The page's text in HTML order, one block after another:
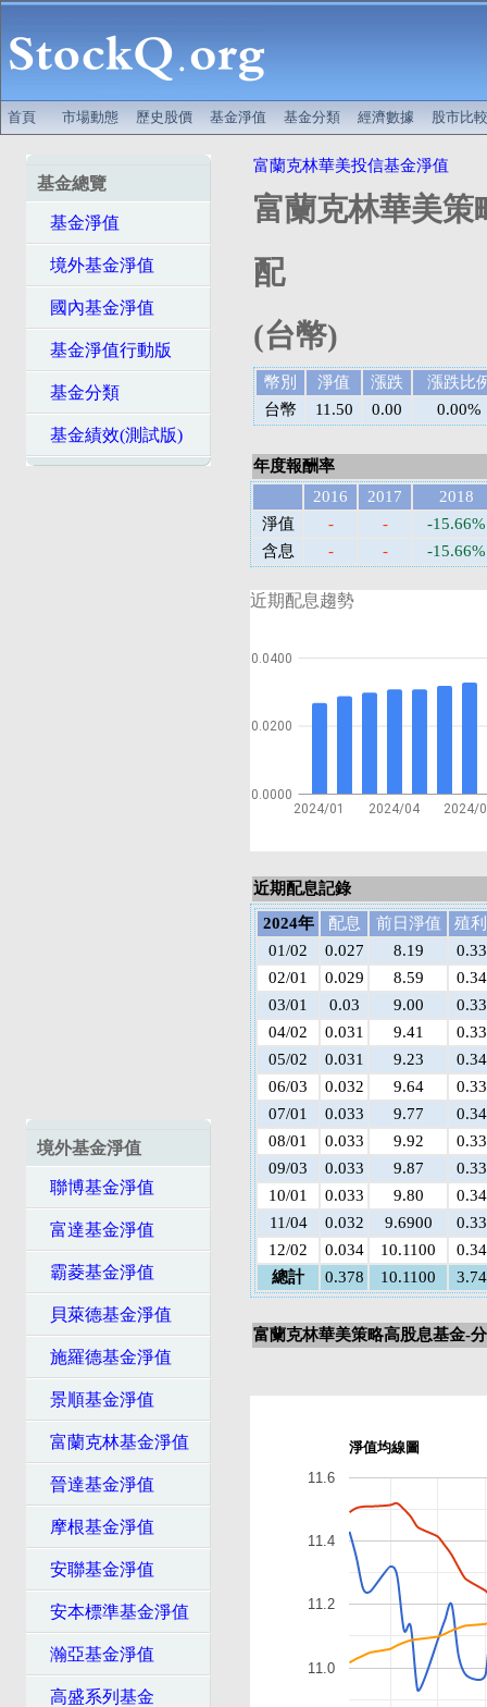
首頁 市場動態 歷史股價 基金淨值 基金分類 經濟數據 股市比較
基金總覽
基金淨值
境外基金淨值
國內基金淨值
基金淨值行動版
基金分類
基金績效(測試版)
境外基金淨值
聯博基金淨值
富達基金淨值
霸菱基金淨值
貝萊德基金淨值
施羅德基金淨值
景順基金淨值
富蘭克林基金淨值
晉達基金淨值
摩根基金淨值
安聯基金淨值
安本標準基金淨值
瀚亞基金淨值
高盛系列基金
富蘭克林華美投信基金淨值
富蘭克林華美策
配
(台幣)
幣別 淨值 漲跌
漲跌比
台幣
11.50 0.00 0.00%
年度報酬率
2016
2017
2018
淨值
- -
-15.66%
含息
- - -15.66%
近期配息趨勢
2024/01 2024/04 2024/
0.0000
0.0200
0.0400
近期配息記錄
2024年
配息 前日淨值
殖
01/02
0.027 8.19
02/01
0.029 8.59
03/01
0.03 9.00
04/02
0.031 9.41
05/02
0.031 9.23
06/03
0.032 9.64
07/01
0.033 9.77
08/01
0.033 9.92
09/03
0.033 9.87
10/01
0.033 9.80
11/04
0.032 9.6900
12/02
0.034 10.1100
總計
0.378 10.1100
富蘭克林華美策略高股息基金-
淨值均線圖
11.0
11.2
11.4
11.6